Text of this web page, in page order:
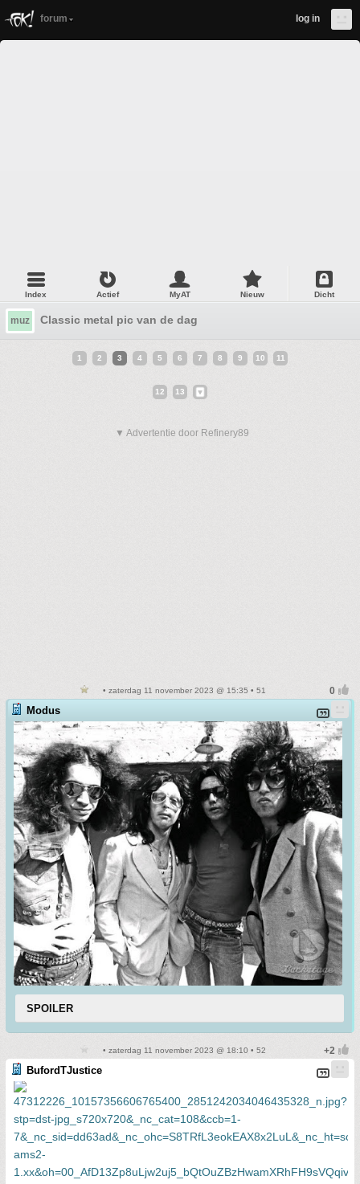
forum log in
Index Actief MyAT Nieuw Dicht
muz Classic metal pic van de dag
1 2 3 4 5 6 7 8 9 10 11
12 13
▼ Advertentie door Refinery89
• zaterdag 11 november 2023 @ 15:35 • 51
Modus
SPOILER
• zaterdag 11 november 2023 @ 18:10 • 52
BufordTJustice